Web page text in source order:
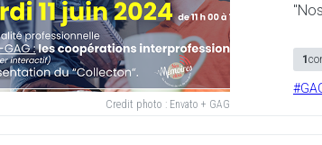
Credit photo : Envato + GAG
1
#